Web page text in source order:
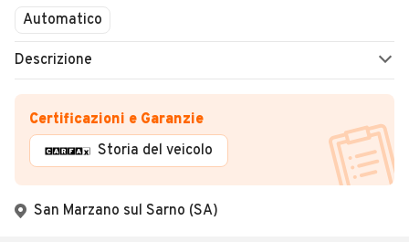
Automatico
Descrizione
Certificazioni e Garanzie
Storia del veicolo
San Marzano sul Sarno (SA)